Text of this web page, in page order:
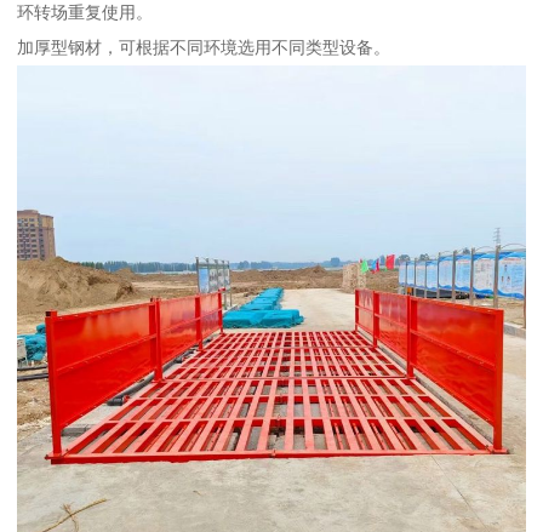
环转场重复使用。
加厚型钢材，可根据不同环境选用不同类型设备。